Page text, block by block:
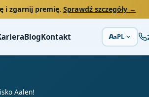
i zgarnij premię. Sprawdź szczegóły →
BlogKontakt AaPL
Aalen!